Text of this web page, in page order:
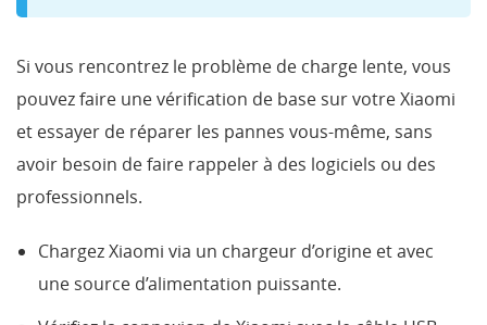
Si vous rencontrez le problème de charge lente, vous
pouvez faire une vérification de base sur votre Xiaomi
et essayer de réparer les pannes vous-même, sans
avoir besoin de faire rappeler à des logiciels ou des
professionnels.
Chargez Xiaomi via un chargeur d’origine et avec
une source d’alimentation puissante.